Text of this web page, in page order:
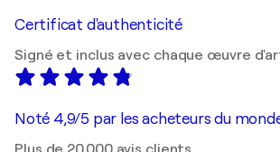
Certificat d'authenticité
Signé et inclus avec chaque œuvre
Noté 4,9/5 par les acheteurs du